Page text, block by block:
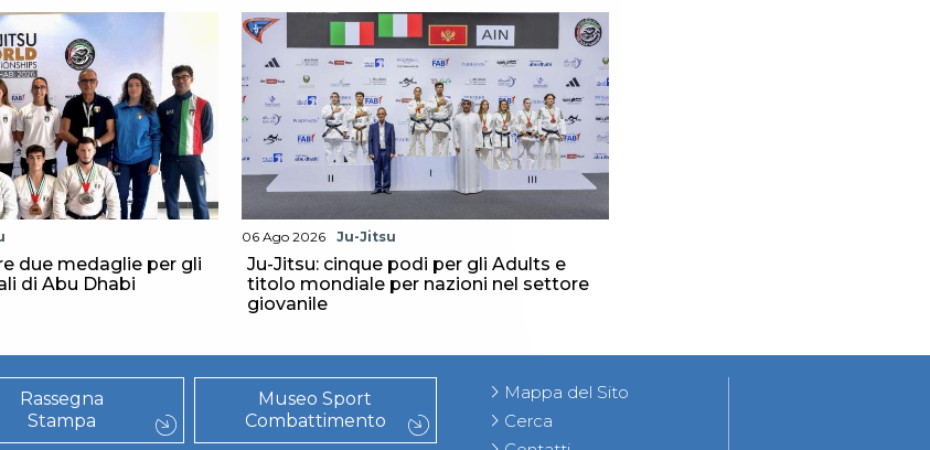
due medaglie per gli
di Abu Dhabi
06 Ago 2026 Ju-Jitsu
Ju-Jitsu: cinque podi per gli Adults e
titolo mondiale per nazioni nel settore
giovanile
Rassegna
Stampa
Museo Sport
Combattimento
Mappa del Sito
Cerca